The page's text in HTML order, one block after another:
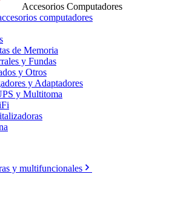
Accesorios Computadores
computadores
de Memoria
y Fundas
y Otros
y Adaptadores
y Multitoma
y multifuncionales